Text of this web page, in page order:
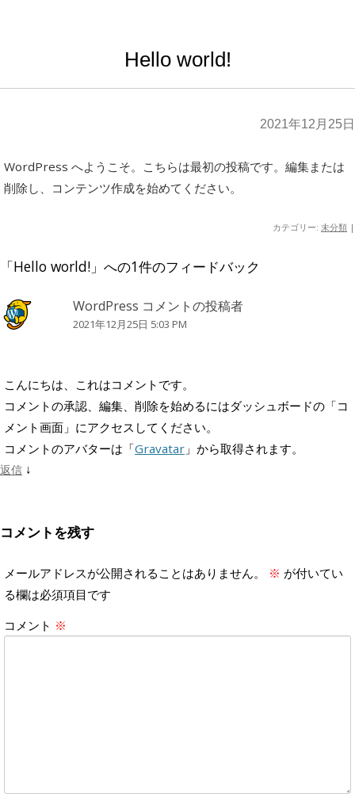
Hello world!
2021年12月25日
WordPress へようこそ。こちらは最初の投稿です。編集または
削除し、コンテンツ作成を始めてください。
カテゴリー: 未分類 |
「Hello world! 」への1件のフィードバック
WordPress コメントの投稿者
2021年12月25日 5:03 PM
こんにちは、これはコメントです。
コメントの承認、編集、削除を始めるにはダッシュボードの「コ
メント画面」にアクセスしてください。
コメントのアバターは「Gravatar 」から取得されます。
返信 ↓
コメントを残す
メールアドレスが公開されることはありません。 ※ が付いてい
る欄は必須項目です
コメント ※